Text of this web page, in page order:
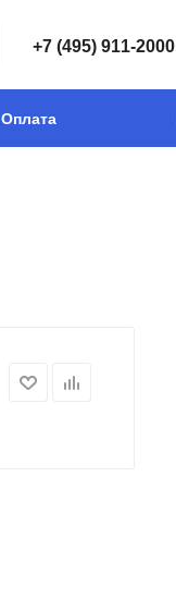
+7 (495) 911-2000
Оплата